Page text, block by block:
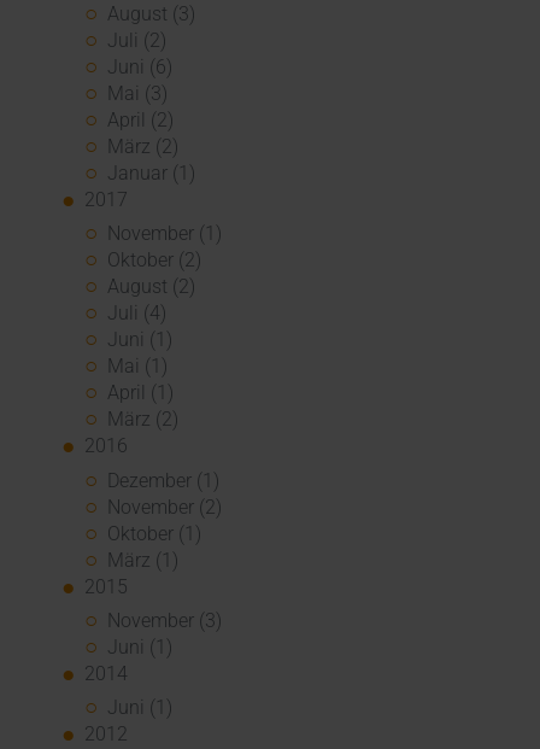
August (3)
Juli (2)
Juni (6)
Mai (3)
April (2)
März (2)
Januar (1)
2017
November (1)
Oktober (2)
August (2)
Juli (4)
Juni (1)
Mai (1)
April (1)
März (2)
2016
Dezember (1)
November (2)
Oktober (1)
März (1)
2015
November (3)
Juni (1)
2014
Juni (1)
2012